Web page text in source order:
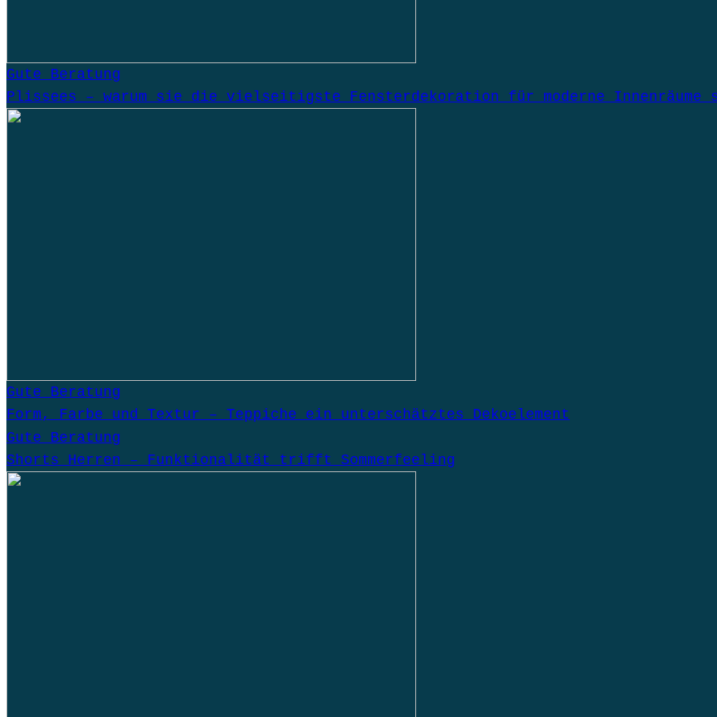
Gute Beratung
Plissees – warum sie die vielseitigste Fensterdekoration für moderne Innenräume
Gute Beratung
Form, Farbe und Textur – Teppiche ein unterschätztes Dekoelement
Gute Beratung
Shorts Herren – Funktionalität trifft Sommerfeeling